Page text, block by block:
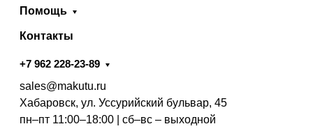
Помощь
Контакты
+7 962 228-23-89
sales@makutu.ru
Хабаровск, ул. Уссурийский бульвар, 45
пн–пт 11:00–18:00 | сб–вс – выходной